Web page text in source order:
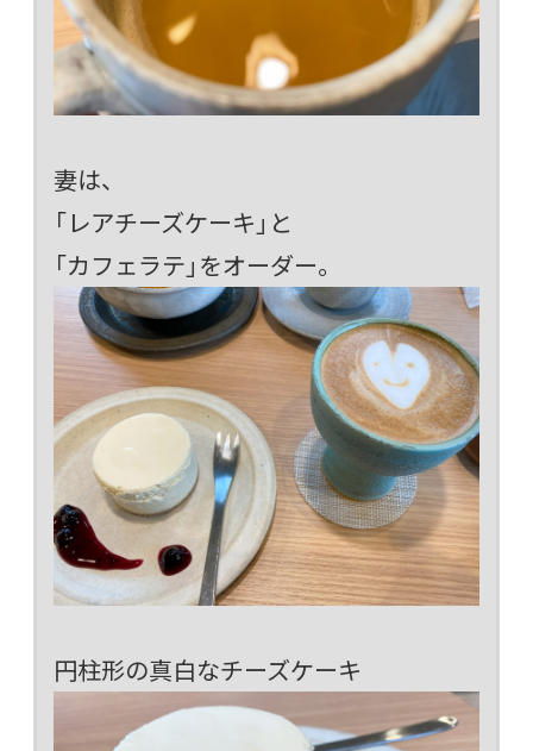
妻は、
「レアチーズケーキ」と
「カフェラテ」をオーダー。
円柱形の真白なチーズケーキ